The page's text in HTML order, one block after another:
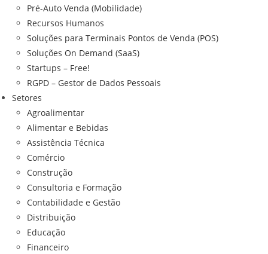
Pré-Auto Venda (Mobilidade)
Recursos Humanos
Soluções para Terminais Pontos de Venda (POS)
Soluções On Demand (SaaS)
Startups – Free!
RGPD – Gestor de Dados Pessoais
Setores
Agroalimentar
Alimentar e Bebidas
Assistência Técnica
Comércio
Construção
Consultoria e Formação
Contabilidade e Gestão
Distribuição
Educação
Financeiro